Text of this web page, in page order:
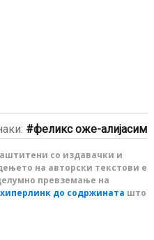
феликс оже-алијасим
со издавачки и
на авторски текстови е
превземање на
хиперлинк до содржината што